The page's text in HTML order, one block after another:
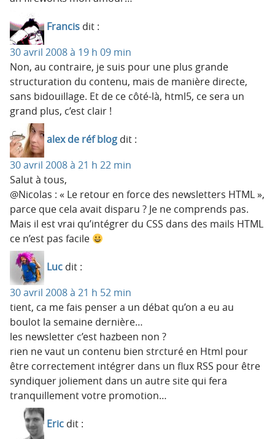
Francis dit :
30 avril 2008 à 19 h 09 min
Non, au contraire, je suis pour une plus grande
structuration du contenu, mais de manière directe,
sans bidouillage. Et de ce côté-là, html5, ce sera un
grand plus, c’est clair !
alex de réf blog dit :
30 avril 2008 à 21 h 22 min
Salut à tous,
@Nicolas : « Le retour en force des newsletters HTML »,
parce que cela avait disparu ? Je ne comprends pas.
Mais il est vrai qu’intégrer du CSS dans des mails HTML
ce n’est pas facile
Luc dit :
30 avril 2008 à 21 h 52 min
tient, ca me fais penser a un débat qu’on a eu au
boulot la semaine dernière…
les newsletter c’est hazbeen non ?
rien ne vaut un contenu bien strcturé en Html pour
être correctement intégrer dans un flux RSS pour être
syndiquer joliement dans un autre site qui fera
tranquillement votre promotion…
Eric dit :